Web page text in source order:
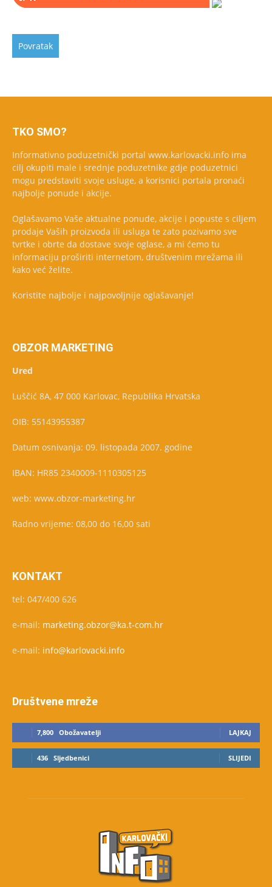
TKO SMO?
Informativno poduzetnički portal www.karlovacki.info ima
cilj okupiti male i srednje poduzetnike gdje poduzetnici
mogu predstaviti svoje usluge, a korisnici portala pronaći
najbolje ponude i akcije.
Oglašavamo Vaše aktualne ponude, akcije i popuste s ciljem
prodaje Vaših proizvoda ili usluga te zato pozivamo sve
tvrtke i obrte da dostave svoje oglase, a mi ćemo tu
informaciju proširiti internetom, društvenim mrežama ili
kako već želite.
Koristite najbolje i najpovoljnije oglašavanje!
OBZOR MARKETING
Ured
Luščić 8A, 47 000 Karlovac, Republika Hrvatska
OIB: 55143955387
Datum osnivanja: 09. listopada 2007. godine
IBAN: HR85 2340009-1110305125
web: www.obzor-marketing.hr
Radno vrijeme: 08,00 do 16,00 sati
KONTAKT
tel: 047/400 626
e-mail: marketing.obzor@ka.t-com.hr
e-mail: info@karlovacki.info
Društvene mreže
7,800 Obožavatelji LAJKAJ
436 Sljedbenici SLIJEDI